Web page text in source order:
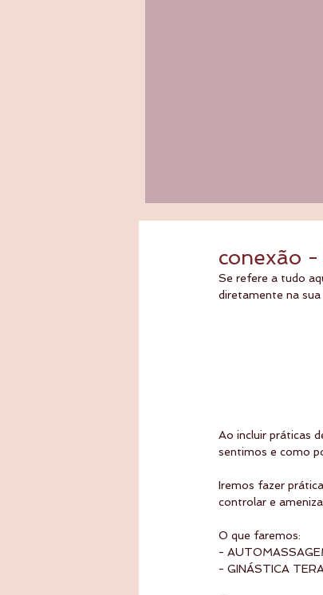
conexão
Se refere a tudo
diretamente na
Ao incluir práticas
sentimos e como
Iremos fazer
controlar e
O que faremos:
-
- GINÁSTICA